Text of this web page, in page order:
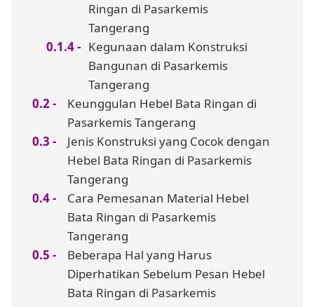
Ringan di Pasarkemis
Tangerang
Kegunaan dalam Konstruksi
Bangunan di Pasarkemis
Tangerang
Keunggulan Hebel Bata Ringan di
Pasarkemis Tangerang
Jenis Konstruksi yang Cocok dengan
Hebel Bata Ringan di Pasarkemis
Tangerang
Cara Pemesanan Material Hebel
Bata Ringan di Pasarkemis
Tangerang
Beberapa Hal yang Harus
Diperhatikan Sebelum Pesan Hebel
Bata Ringan di Pasarkemis